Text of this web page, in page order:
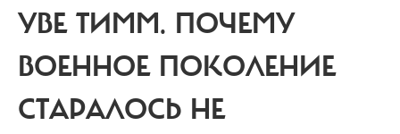
УВЕ ТИММ. ПОЧЕМУ
ВОЕННОЕ ПОКОЛЕНИЕ
СТАРАЛОСЬ НЕ